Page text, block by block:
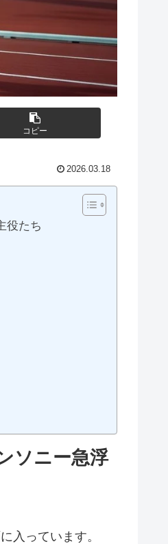
コピー
2026.03.18
役たち
ソニー急浮
入っています。